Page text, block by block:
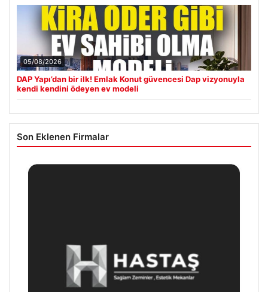
05/08/2026
DAP Yapı’dan bir ilk! Emlak Konut güvencesi Dap vizyonuyla
kendi kendini ödeyen ev modeli
Son Eklenen Firmalar